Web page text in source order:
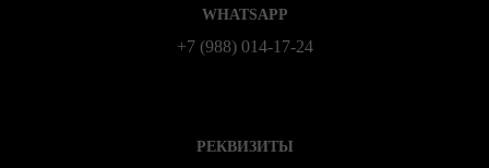
WHATSAPP
+7 (988) 014‑17‑24
РЕКВИЗИТЫ